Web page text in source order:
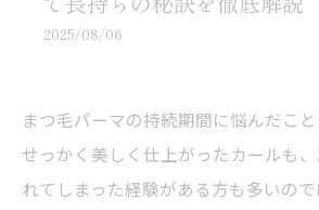
2025/08/06
まつ毛パーマの持続期間に悩んだこ
せっかく美しく仕上がったカールも
れてしまった経験がある方も多いの